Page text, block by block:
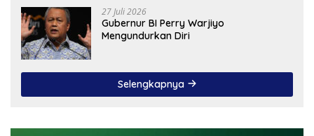
27 Juli 2026
Gubernur BI Perry Warjiyo
Mengundurkan Diri
Selengkapnya